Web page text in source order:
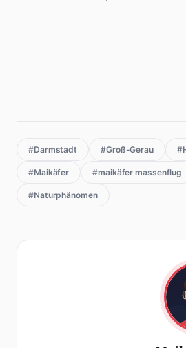
#Darmstadt #Groß-Gerau
#Maikäfer #maikäfer massenflug
#Naturphänomen